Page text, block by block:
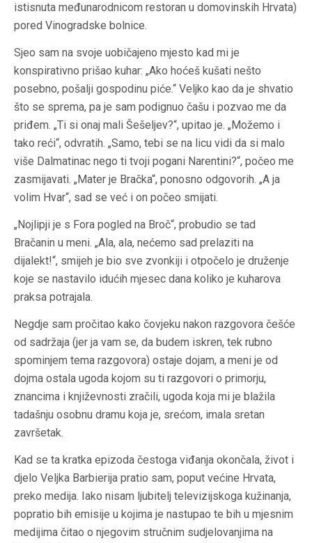
istisnuta međunarodnicom restoran u domovinskih Hrvata)
pored Vinogradske bolnice.
Sjeo sam na svoje uobičajeno mjesto kad mi je
konspirativno prišao kuhar: „Ako hoćeš kušati nešto
posebno, pošalji gospodinu piće.“ Veljko kao da je shvatio
što se sprema, pa je sam podignuo čašu i pozvao me da
priđem. „Ti si onaj mali Šešeljev?“, upitao je. „Možemo i
tako reći“, odvratih. „Samo, tebi se na licu vidi da si malo
više Dalmatinac nego ti tvoji pogani Narentini?“, počeo me
zasmijavati. „Mater je Bračka“, ponosno odgovorih. „A ja
volim Hvar“, sad se već i on počeo smijati.
„Nojlipji je s Fora pogled na Broč“, probudio se tad
Bračanin u meni. „Ala, ala, nećemo sad prelaziti na
dijalekt!“, smijeh je bio sve zvonkiji i otpočelo je druženje
koje se nastavilo idućih mjesec dana koliko je kuharova
praksa potrajala.
Negdje sam pročitao kako čovjeku nakon razgovora češće
od sadržaja (jer ja vam se, da budem iskren, tek rubno
spominjem tema razgovora) ostaje dojam, a meni je od
dojma ostala ugoda kojom su ti razgovori o primorju,
znancima i književnosti zračili, ugoda koja mi je blažila
tadašnju osobnu dramu koja je, srećom, imala sretan
završetak.
Kad se ta kratka epizoda čestoga viđanja okončala, život i
djelo Veljka Barbierija pratio sam, poput većine Hrvata,
preko medija. Iako nisam ljubitelj televizijskoga kužinanja,
popratio bih emisije u kojima je nastupao te bih u mjesnim
medijima čitao o njegovim stručnim sudjelovanjima na